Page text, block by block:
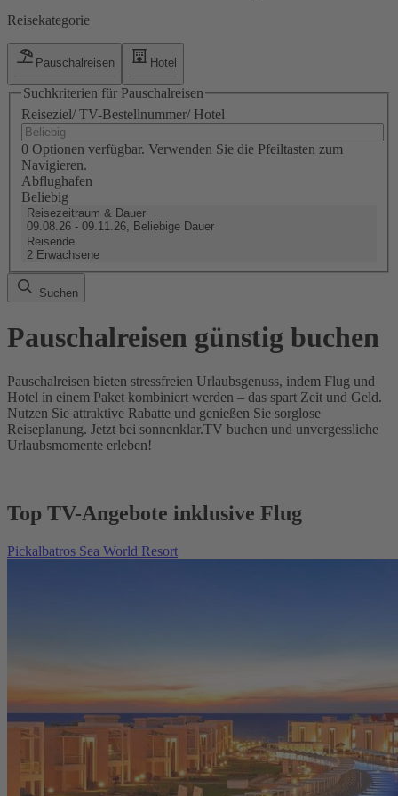
Reisekategorie
Pauschalreisen Hotel
Suchkriterien für Pauschalreisen
Reiseziel/ TV-Bestellnummer/ Hotel
0 Optionen verfügbar. Verwenden Sie die Pfeiltasten zum
Navigieren.
Abflughafen
Beliebig
Reisezeitraum & Dauer
09.08.26 - 09.11.26, Beliebige Dauer
Reisende
2 Erwachsene
Suchen
Pauschalreisen günstig buchen
Pauschalreisen bieten stressfreien Urlaubsgenuss, indem Flug und
Hotel in einem Paket kombiniert werden – das spart Zeit und Geld.
Nutzen Sie attraktive Rabatte und genießen Sie sorglose
Reiseplanung. Jetzt bei sonnenklar.TV buchen und unvergessliche
Urlaubsmomente erleben!
Top TV-Angebote inklusive Flug
Pickalbatros Sea World Resort